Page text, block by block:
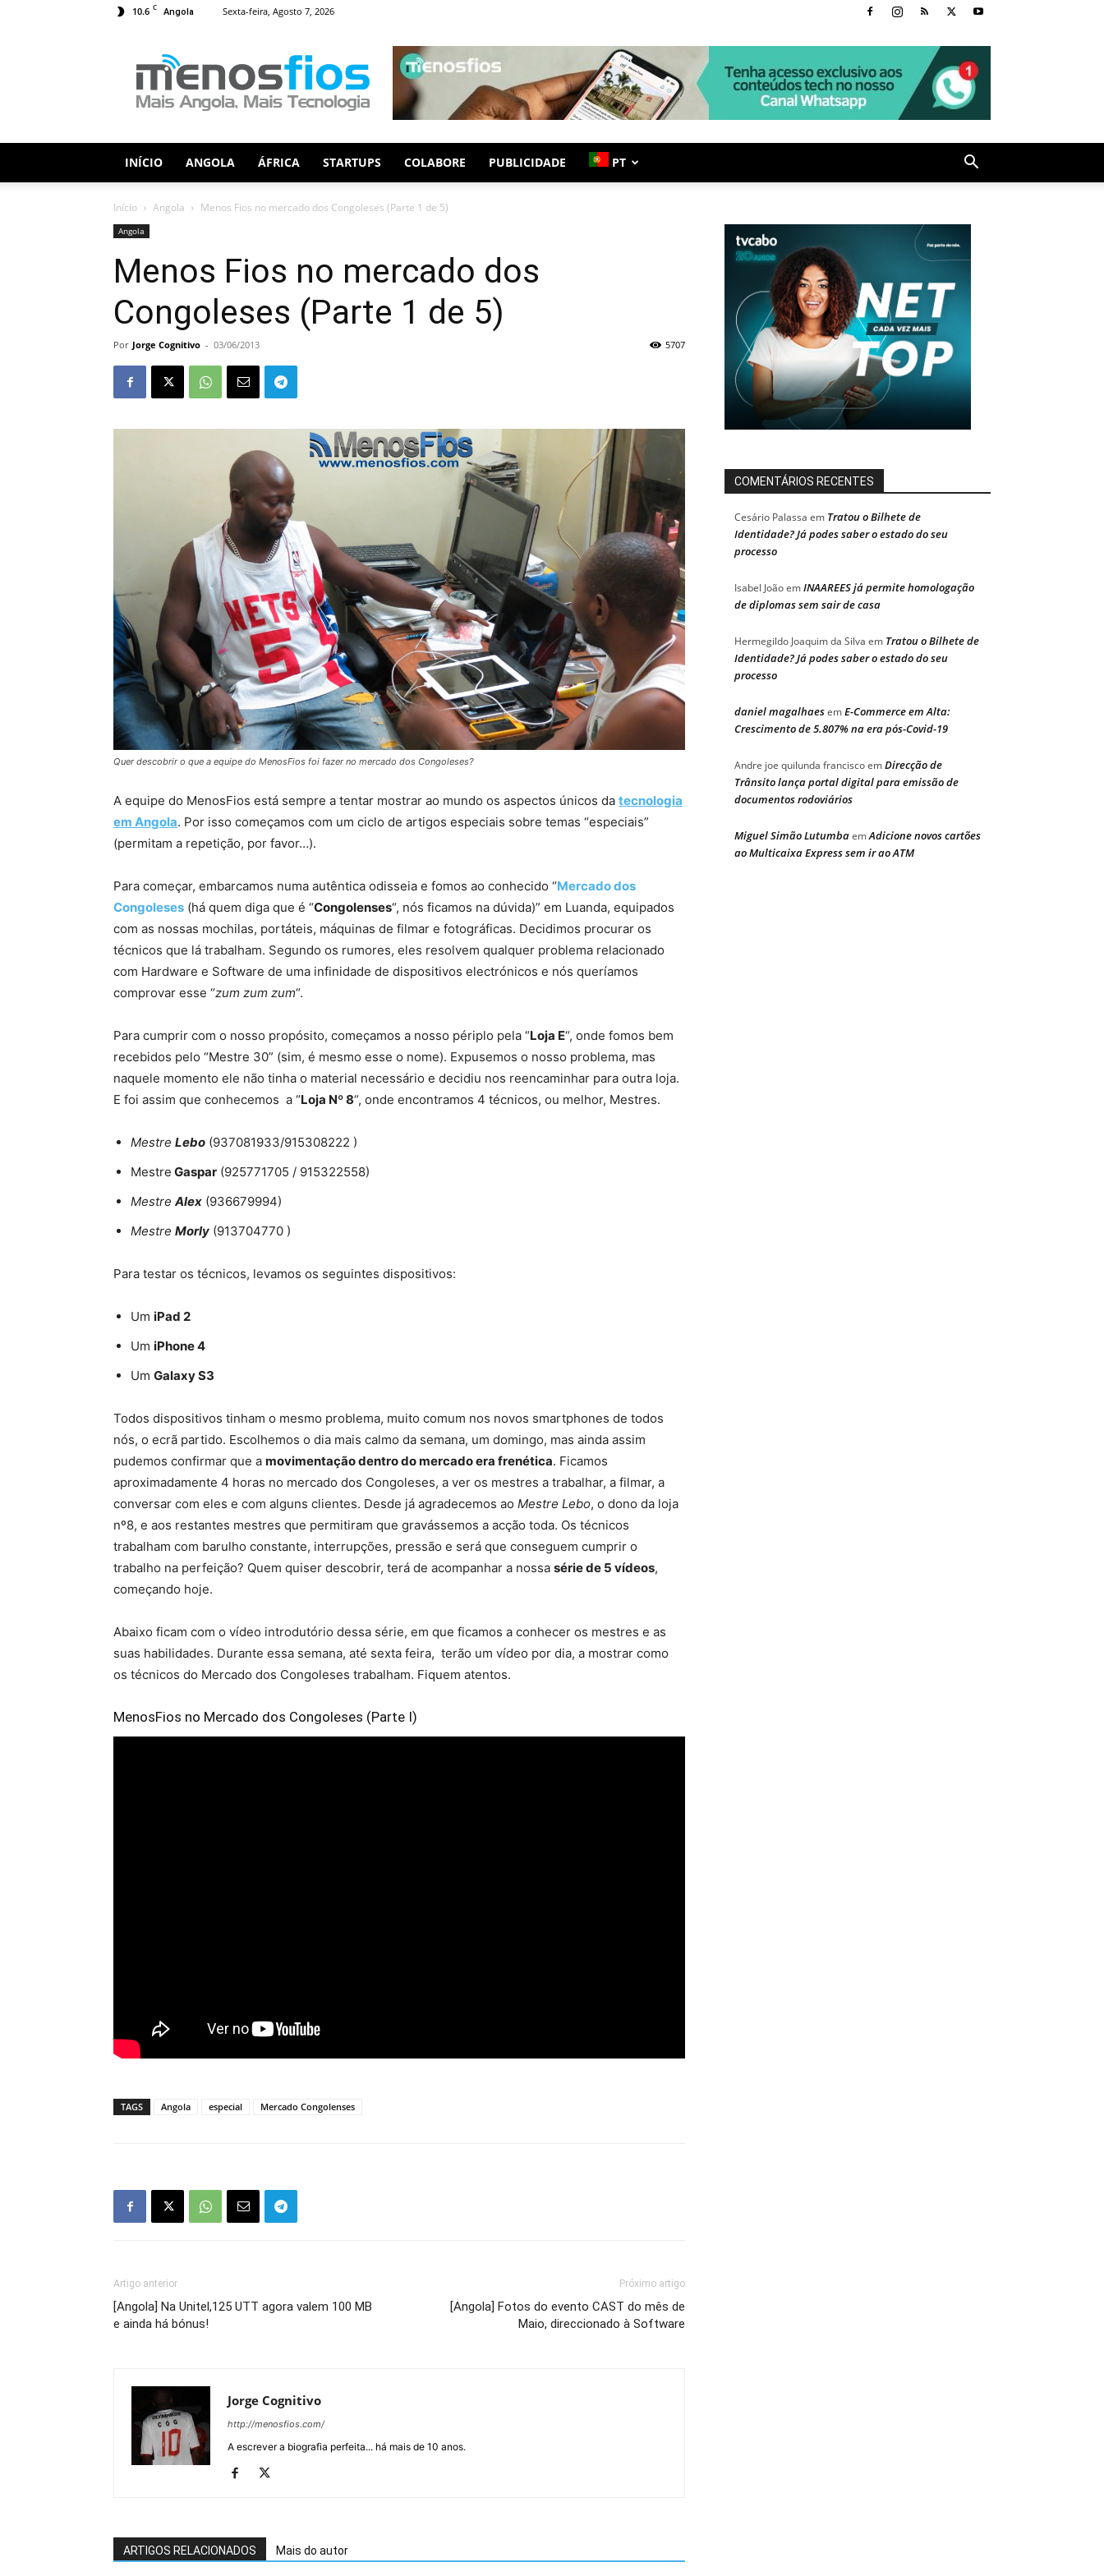
10.6 C Angola Sexta-feira, Agosto 7, 2026
Fios
INÍCIO ANGOLA ÁFRICA STARTUPS COLABORE PUBLICIDADE PT
Início Angola Menos Fios no mercado dos Congoleses (Parte 1 de 5)
Angola
Menos Fios no mercado dos
Congoleses (Parte 1 de 5)
Por Jorge Cognitivo - 03/06/2013 5707
Quer descobrir o que a equipe do MenosFios foi fazer no mercado dos Congoleses?
A equipe do MenosFios está sempre a tentar mostrar ao mundo os aspectos únicos da tecnologia
em Angola. Por isso começamos com um ciclo de artigos especiais sobre temas “especiais”
(permitam a repetição, por favor…).
Para começar, embarcamos numa autêntica odisseia e fomos ao conhecido “Mercado dos
Congoleses (há quem diga que é “Congolenses“, nós ficamos na dúvida)” em Luanda, equipados
com as nossas mochilas, portáteis, máquinas de filmar e fotográficas. Decidimos procurar os
técnicos que lá trabalham. Segundo os rumores, eles resolvem qualquer problema relacionado
com Hardware e Software de uma infinidade de dispositivos electrónicos e nós queríamos
comprovar esse “zum zum zum“.
Para cumprir com o nosso propósito, começamos a nosso périplo pela “Loja E“, onde fomos bem
recebidos pelo “Mestre 30” (sim, é mesmo esse o nome). Expusemos o nosso problema, mas
naquele momento ele não tinha o material necessário e decidiu nos reencaminhar para outra loja.
E foi assim que conhecemos a “Loja Nº 8“, onde encontramos 4 técnicos, ou melhor, Mestres.
Mestre Lebo (937081933/915308222 )
Mestre Gaspar (925771705 / 915322558)
Mestre Alex (936679994)
Mestre Morly (913704770 )
Para testar os técnicos, levamos os seguintes dispositivos:
Um iPad 2
Um iPhone 4
Um Galaxy S3
Todos dispositivos tinham o mesmo problema, muito comum nos novos smartphones de todos
nós, o ecrã partido. Escolhemos o dia mais calmo da semana, um domingo, mas ainda assim
pudemos confirmar que a movimentação dentro do mercado era frenética. Ficamos
aproximadamente 4 horas no mercado dos Congoleses, a ver os mestres a trabalhar, a filmar, a
conversar com eles e com alguns clientes. Desde já agradecemos ao Mestre Lebo, o dono da loja
nº8, e aos restantes mestres que permitiram que gravássemos a acção toda. Os técnicos
trabalham com barulho constante, interrupções, pressão e será que conseguem cumprir o
trabalho na perfeição? Quem quiser descobrir, terá de acompanhar a nossa série de 5 vídeos,
começando hoje.
Abaixo ficam com o vídeo introdutório dessa série, em que ficamos a conhecer os mestres e as
suas habilidades. Durante essa semana, até sexta feira, terão um vídeo por dia, a mostrar como
os técnicos do Mercado dos Congoleses trabalham. Fiquem atentos.
MenosFios no Mercado dos Congoleses (Parte I)
TAGS Angola especial Mercado Congolenses
Artigo anterior
[Angola] Na Unitel,125 UTT agora valem 100 MB
e ainda há bónus!
Próximo artigo
[Angola] Fotos do evento CAST do mês de
Maio, direccionado à Software
Jorge Cognitivo
http://menosfios.com/
A escrever a biografia perfeita... há mais de 10 anos.
ARTIGOS RELACIONADOS Mais do autor
COMENTÁRIOS RECENTES
Cesário Palassa em Tratou o Bilhete de
Identidade? Já podes saber o estado do seu
processo
Isabel JoãoemINAAREES já permite homologação
de diplomas sem sair de casa
Hermegildo Joaquim da Silva em Tratou o Bilhete de
Identidade? Já podes saber o estado do seu
processo
daniel magalhaesemE-Commerce em Alta:
Crescimento de 5.807% na era pós-Covid-19
Andre joe quilunda franciscoemDirecção de
Trânsito lança portal digital para emissão de
documentos rodoviários
Miguel Simão LutumbaemAdicione novos cartões
ao Multicaixa Express sem ir ao ATM